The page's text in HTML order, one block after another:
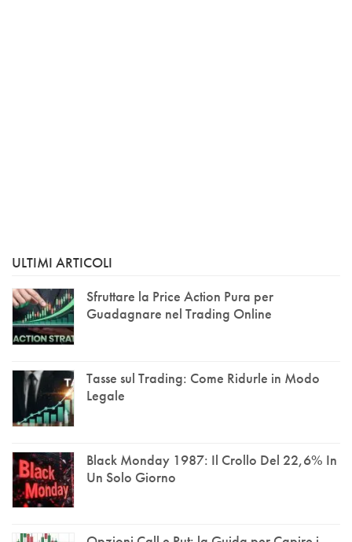
ULTIMI ARTICOLI
Sfruttare la Price Action Pura per
Guadagnare nel Trading Online
Tasse sul Trading: Come Ridurle in Modo
Legale
Black Monday 1987: Il Crollo Del 22,6% In
Un Solo Giorno